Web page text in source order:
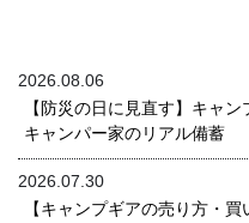
2026.08.06
【防災の日に見直す】キャ
キャンパー家のリアル備蓄
2026.07.30
【キャンプギアの売り方・